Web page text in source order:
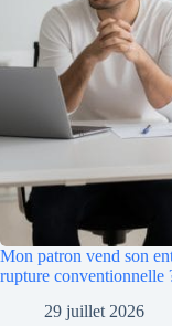
Mon patron vend son
rupture conventionnelle
29 juillet 2026